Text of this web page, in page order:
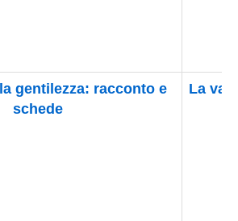
gentilezza: racconto e
schede
La